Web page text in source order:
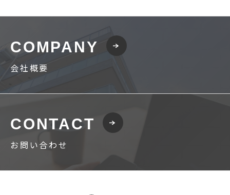
COMPANY
会社概要
CONTACT
お問い合わせ